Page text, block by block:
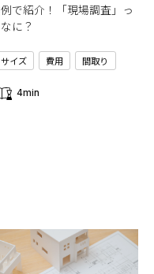
で紹介！「現場調査」っ
に？
サイズ 費用 間取り
4min